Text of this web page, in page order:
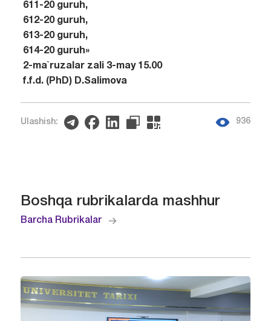
611-20 guruh,
612-20 guruh,
613-20 guruh,
614-20 guruh»
2-ma`ruzalar zali 3-may 15.00
f.f.d. (PhD) D.Salimova
Ulashish: 936
Boshqa rubrikalarda mashhur
Barcha Rubrikalar